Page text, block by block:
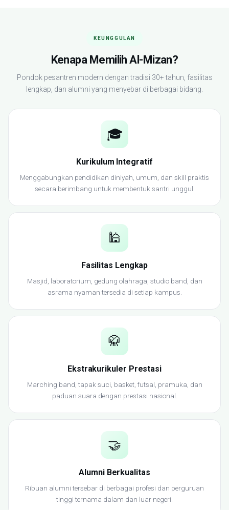
KEUNGGULAN
Kenapa Memilih Al-Mizan?
Pondok pesantren modern dengan tradisi 30+ tahun, fasilitas
lengkap, dan alumni yang menyebar di berbagai bidang.
🎓
Kurikulum Integratif
Menggabungkan pendidikan diniyah, umum, dan skill praktis
secara berimbang untuk membentuk santri unggul.
🕌
Fasilitas Lengkap
Masjid, laboratorium, gedung olahraga, studio band, dan
asrama nyaman tersedia di setiap kampus.
🥋
Ekstrakurikuler Prestasi
Marching band, tapak suci, basket, futsal, pramuka, dan
paduan suara dengan prestasi nasional.
🤝
Alumni Berkualitas
Ribuan alumni tersebar di berbagai profesi dan perguruan
tinggi ternama dalam dan luar negeri.